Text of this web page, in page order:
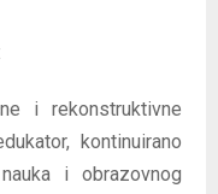
i rekonstruktivne
kontinuirano
i obrazovnog